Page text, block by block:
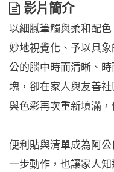
影
片
簡
介
影片簡介
以細膩筆觸與柔和配
妙地視覺化、予以具
公的腦中時而清晰、
塊，卻在家人與友善
與色彩再次重新填滿
便利貼與清單成為阿
一步動作，也讓家人